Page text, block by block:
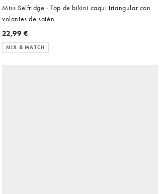
Miss Selfridge - Top de bikini caqui triangular con
volantes de satén
22,99 €
MIX & MATCH